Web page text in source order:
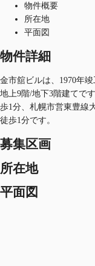
物件概要
所在地
平面図
物件詳細
金市舘ビルは、1970年
地上9階/地下3階建てで
歩1分、札幌市営東豊線
徒歩1分です。
募集区画
所在地
平面図